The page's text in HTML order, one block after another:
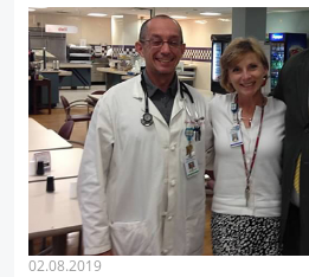
02.08.2019